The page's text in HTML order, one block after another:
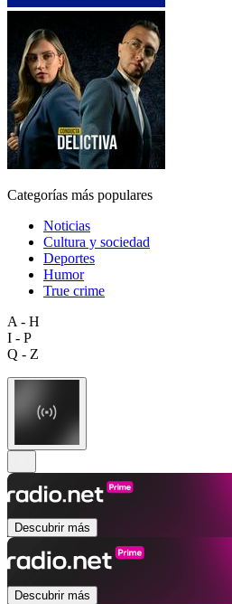
Categorías más populares
Noticias
Cultura y sociedad
Deportes
Humor
True crime
A - H
I - P
Q - Z
Descubrir más
Descubrir más